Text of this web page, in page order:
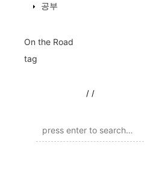
공부
On the Road
tag
/ /